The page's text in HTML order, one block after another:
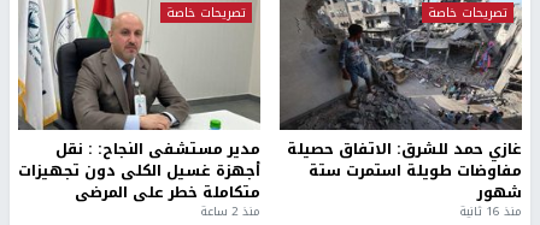
تصريحات خاصة
غازي حمد للشرق: الاتفاق حصيلة
مفاوضات طويلة استمرت ستة
شهور
منذ 16 ثانية
تصريحات خاصة
مدير مستشفى النجاح: : نقل
أجهزة غسيل الكلى دون تجهيزات
متكاملة خطر على المرضى
منذ 2 ساعة